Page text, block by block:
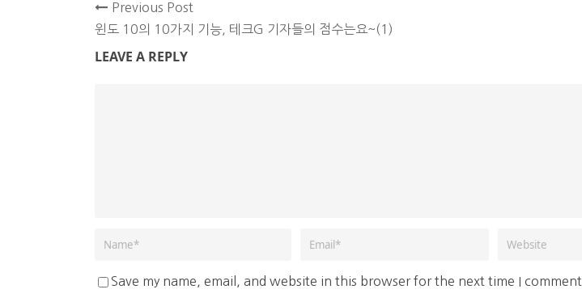
Previous Post
윈도 10의 10가지 기능, 테크G 기자들의 점수는요~(1)
LEAVE A REPLY
Save my name, email, and website in this browser for the next time I comment.